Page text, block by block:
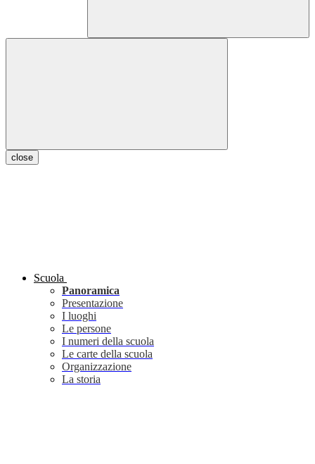
close
Scuola
Panoramica
Presentazione
I luoghi
Le persone
I numeri della scuola
Le carte della scuola
Organizzazione
La storia